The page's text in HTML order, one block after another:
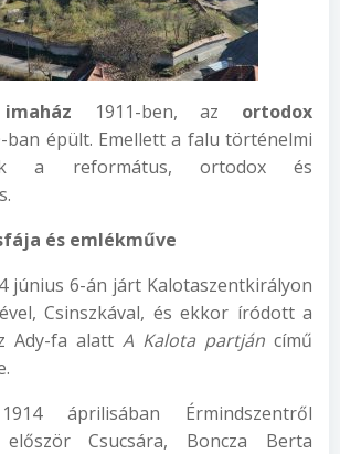
1911-ben, az ortodox
ban épült. Emellett a falu történelmi
a református, ortodox és
és emlékműve
június 6-án járt Kalotaszentkirályon
Csinszkával, és ekkor íródott a
Ady-fa alatt A Kalota partján című
áprilisában Érmindszentről
Csucsára, Boncza Berta